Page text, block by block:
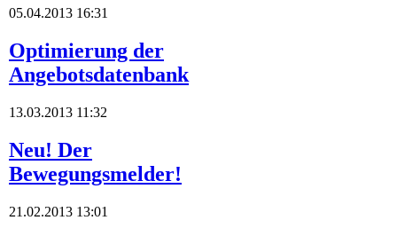
05.04.2013 16:31
Optimierung der
Angebotsdatenbank
13.03.2013 11:32
Neu! Der
Bewegungsmelder!
21.02.2013 13:01